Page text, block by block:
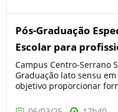
Pós-Graduação
Escolar para
Campus Centro-Serrano
Graduação lato sensu
objetivo proporcionar